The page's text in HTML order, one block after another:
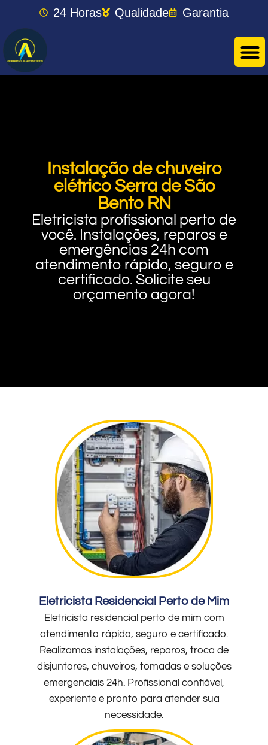
24 Horas Qualidade Garantia
Instalação de chuveiro
elétrico Serra de São
Bento RN
Eletricista profissional perto de
você. Instalações, reparos e
emergências 24h com
atendimento rápido, seguro e
certificado. Solicite seu
orçamento agora!
Eletricista Residencial Perto de Mim
Eletricista residencial perto de mim com
atendimento rápido, seguro e certificado.
Realizamos instalações, reparos, troca de
disjuntores, chuveiros, tomadas e soluções
emergenciais 24h. Profissional confiável,
experiente e pronto para atender sua
necessidade.